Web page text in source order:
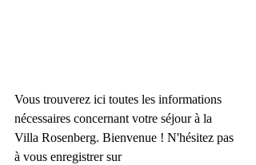
Vous trouverez ici toutes les informations
nécessaires concernant votre séjour à la
Villa Rosenberg. Bienvenue ! N'hésitez pas
à vous enregistrer sur